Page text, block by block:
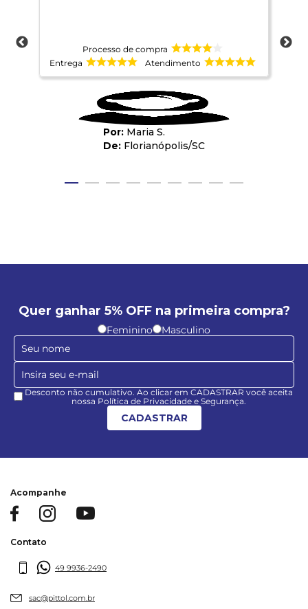
Processo de compra
Entrega
Atendimento
Maria S.
Florianópolis/SC
Quer ganhar 5% OFF na primeira compra?
Feminino Masculino
Desconto não cumulativo. Ao clicar em CADASTRAR você aceita
nossa Política de Privacidade e Segurança.
CADASTRAR
Acompanhe
Contato
49 9936-2490
sac@pittol.com.br